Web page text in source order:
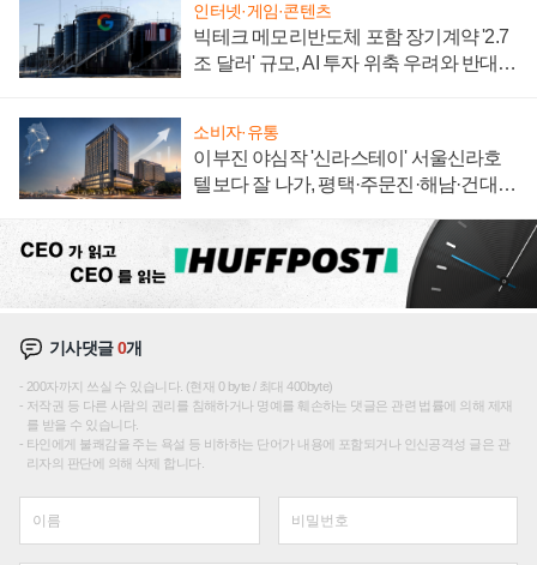
인터넷·게임·콘텐츠
빅테크 메모리반도체 포함 장기계약 '2.7
조 달러' 규모, AI 투자 위축 우려와 반대
소비자·유통
이부진 야심작 '신라스테이' 서울신라호
텔보다 잘 나가, 평택·주문진·해남·건대로
기사댓글0개
200자까지 쓰실 수 있습니다. (현재 0 byte / 최대 400byte)
저작권 등 다른 사람의 권리를 침해하거나 명예를 훼손하는 댓글은 관련 법률에 의해 제재
를 받을 수 있습니다.
타인에게 불쾌감을 주는 욕설 등 비하하는 단어가 내용에 포함되거나 인신공격성 글은 관
리자의 판단에 의해 삭제 합니다.